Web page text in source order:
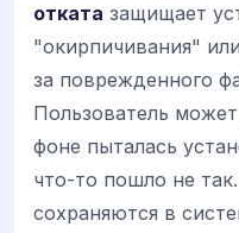
отката защищает
"окирпичивания"
за поврежденного
Пользователь
фоне пыталась
что-то пошло не
сохраняются в